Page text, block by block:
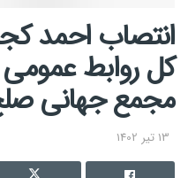
انتصاب احمد
کل روابط عمومی
مجمع جهانی
13 تیر 1402